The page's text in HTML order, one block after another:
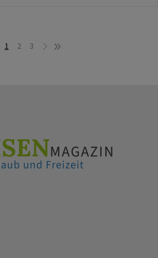
1 2 3